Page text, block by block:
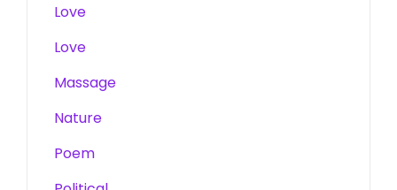
Love
Love
Massage
Nature
Poem